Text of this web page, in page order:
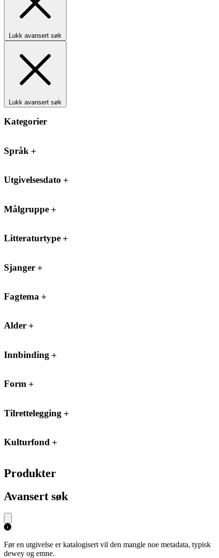
Lukk avansert søk
Lukk avansert søk
Kategorier
Språk
Utgivelsesdato
Målgruppe
Litteraturtype
Sjanger
Fagtema
Alder
Innbinding
Form
Tilrettelegging
Kulturfond
Produkter
Avansert søk
Før en utgivelse er katalogisert vil den mangle noe metadata, typisk
dewey og emne.